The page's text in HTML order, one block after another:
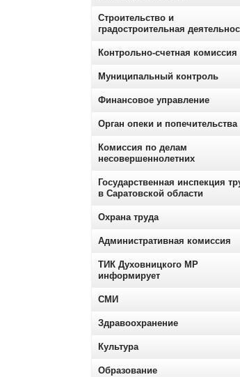
Строительство и
градостроительная
Контрольно-счетная комиссия
Муниципальный контроль
Финансовое управление
Орган опеки и попечительства
Комиссия по делам
несовершеннолетних
Государственная инспекция
в Саратовской области
Охрана труда
Административная комиссия
ТИК Духовницкого МР
информирует
СМИ
Здравоохранение
Культура
Образование